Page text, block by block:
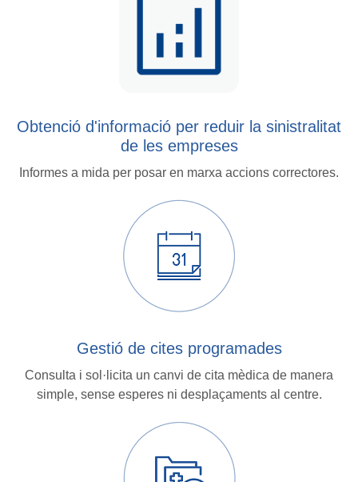
Obtenció d'informació per reduir la sinistralitat
de les empreses
Informes a mida per posar en marxa accions correctores.
Gestió de cites programades
Consulta i sol·licita un canvi de cita mèdica de manera
simple, sense esperes ni desplaçaments al centre.